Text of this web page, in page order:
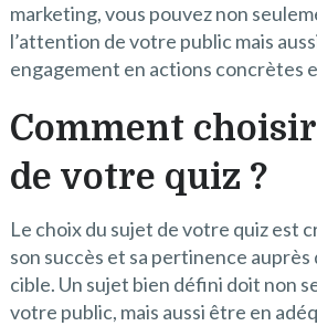
marketing, vous pouvez non
l’attention de votre public mais
engagement en actions concrètes
Comment
de votre quiz ?
Le choix du sujet de votre quiz est
son succès et sa pertinence
cible. Un sujet bien défini doit non
votre public, mais aussi être en